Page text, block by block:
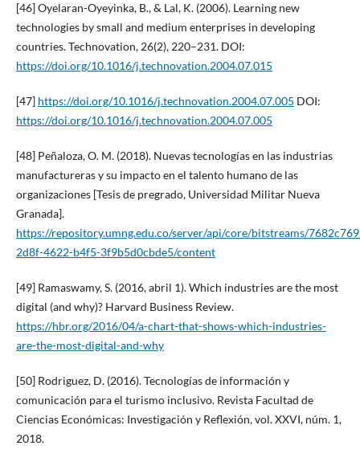
[46] Oyelaran-Oyeyinka, B., & Lal, K. (2006). Learning new
technologies by small and medium enterprises in developing
countries. Technovation, 26(2), 220–231. DOI:
https://doi.org/10.1016/j.technovation.2004.07.015
[47] https://doi.org/10.1016/j.technovation.2004.07.005 DOI:
https://doi.org/10.1016/j.technovation.2004.07.005
[48] Peñaloza, O. M. (2018). Nuevas tecnologías en las industrias
manufactureras y su impacto en el talento humano de las
organizaciones [Tesis de pregrado, Universidad Militar Nueva
Granada].
https://repository.umng.edu.co/server/api/core/bitstreams/
2d8f-4622-b4f5-3f9b5d0cbde5/content
[49] Ramaswamy, S. (2016, abril 1). Which industries are the most
digital (and why)? Harvard Business Review.
https://hbr.org/2016/04/a-chart-that-shows-which-industries-
are-the-most-digital-and-why
[50] Rodriguez, D. (2016). Tecnologías de información y
comunicación para el turismo inclusivo. Revista Facultad de
Ciencias Económicas: Investigación y Reflexión, vol. XXVI, núm. 1,
2018.